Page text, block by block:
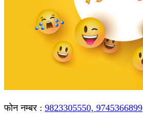
फाेन नम्बर : 9823305550, 9745366899